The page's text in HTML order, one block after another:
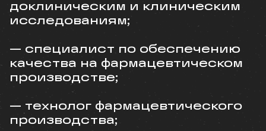
доклиническим и клиническим
исследованиям;
— специалист по обеспечению
качества на фармацевтическом
производстве;
— технолог фармацевтического
производства;